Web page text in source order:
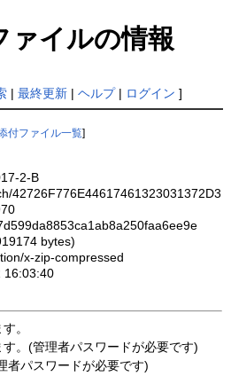
ァイルの情報
| 最終更新| ヘルプ| ログイン ]
付ファイル一覧]
2-B
42726F776E44617461323031372D3
bytes)
x-zip-compressed
16:03:40
。
。(管理者パスワードが必要です)
者パスワードが必要です)